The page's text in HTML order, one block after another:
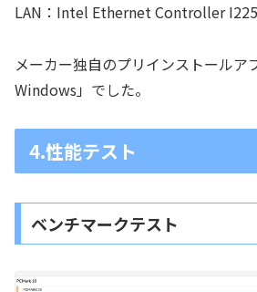
LAN：Intel Ethernet Controller
メーカー独自のプリインストールア
Windows」でした。
4.性能テスト
ベンチマークテスト